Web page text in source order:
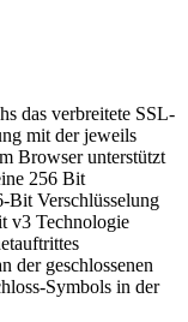
das verbreitete SSL-
mit der jeweils
Browser unterstützt
256 Bit
Bit Verschlüsselung
v3 Technologie
der geschlossenen
Symbols in der